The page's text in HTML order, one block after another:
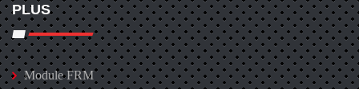
PLUS
Module FRM